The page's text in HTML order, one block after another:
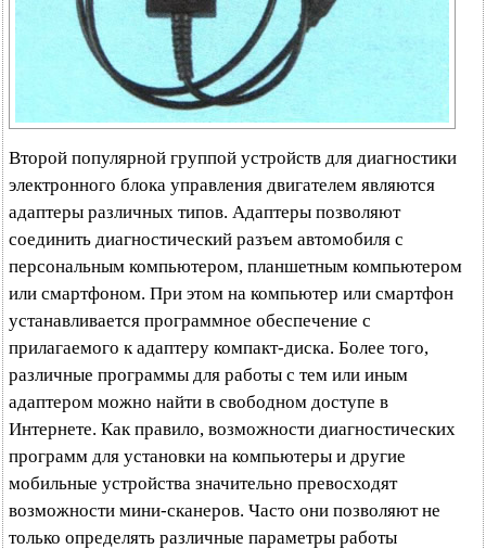
Второй популярной группой устройств для диагностики
электронного блока управления двигателем являются
адаптеры различных типов. Адаптеры позволяют
соединить диагностический разъем автомобиля с
персональным компьютером, планшетным компьютером
или смартфоном. При этом на компьютер или смартфон
устанавливается программное обеспечение с
прилагаемого к адаптеру компакт-диска. Более того,
различные программы для работы с тем или иным
адаптером можно найти в свободном доступе в
Интернете. Как правило, возможности диагностических
программ для установки на компьютеры и другие
мобильные устройства значительно превосходят
возможности мини-сканеров. Часто они позволяют не
только определять различные параметры работы